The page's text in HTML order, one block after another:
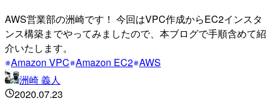
AWS営業部の洲崎です！ 今回はVPC作成からEC2インスタ
ンス構築までやってみましたので、本ブログで手順含めて紹
介いたします。
Amazon VPC Amazon EC2 AWS
洲崎 義人
2020.07.23